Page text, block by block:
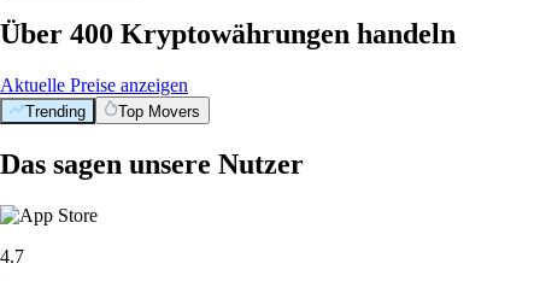
Über 400 Kryptowährungen handeln
Aktuelle Preise anzeigen
Trending Top Movers
Das sagen unsere Nutzer
4.7